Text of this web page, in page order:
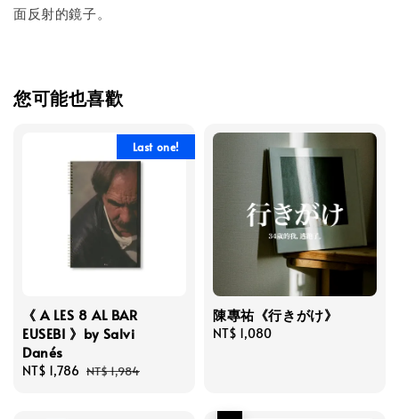
面反射的鏡子。
您可能也喜歡
Last one!
《 A LES 8 AL BAR
EUSEBI 》by Salvi
Danés
Sale
NT$ 1,786 Regular
NT$ 1,984
陳專祐《行きがけ》
Regular
NT$ 1,080